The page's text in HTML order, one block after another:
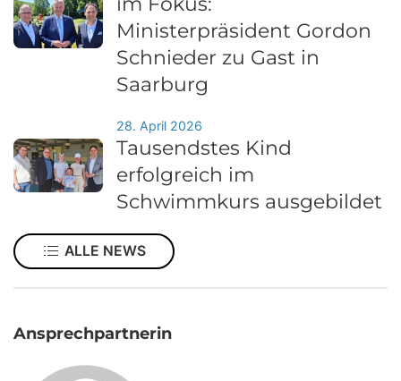
Ministerpräsident Gordon
Schnieder zu Gast in
Saarburg
28. April 2026
Tausendstes Kind
erfolgreich im
Schwimmkurs ausgebildet
ALLE NEWS
Ansprechpartnerin